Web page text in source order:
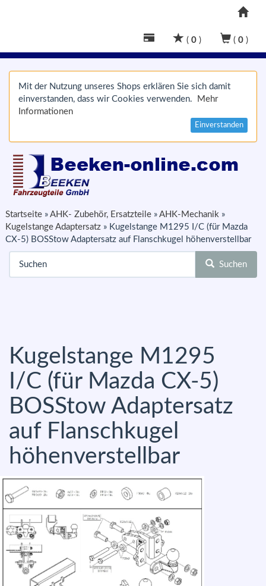
( 0 ) ( 0 )
Mit der Nutzung unseres Shops erklären Sie sich damit
einverstanden, dass wir Cookies verwenden.
Mehr
Informationen
Einverstanden
Startseite » AHK- Zubehör, Ersatzteile » AHK-Mechanik »
Kugelstange Adaptersatz » Kugelstange M1295 I/C (für Mazda
CX-5) BOSStow Adaptersatz auf Flanschkugel höhenverstellbar
Suchen
Kugelstange M1295
I/C (für Mazda CX-5)
BOSStow Adaptersatz
auf Flanschkugel
höhenverstellbar